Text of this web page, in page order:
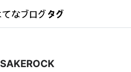
SAKEROCK